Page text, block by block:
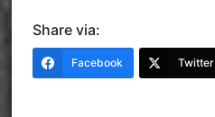
Share via:
Facebook Twitter